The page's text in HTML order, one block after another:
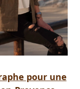
pour une